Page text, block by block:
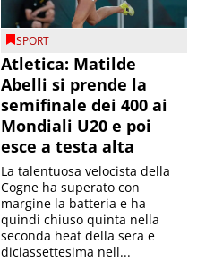
SPORT
Atletica: Matilde
Abelli si prende la
semifinale dei 400 ai
Mondiali U20 e poi
esce a testa alta
La talentuosa velocista della
Cogne ha superato con
margine la batteria e ha
quindi chiuso quinta nella
seconda heat della sera e
diciassettesima nell...